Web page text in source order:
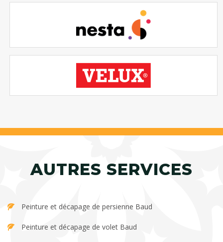
AUTRES SERVICES
Peinture et décapage de persienne Baud
Peinture et décapage de volet Baud